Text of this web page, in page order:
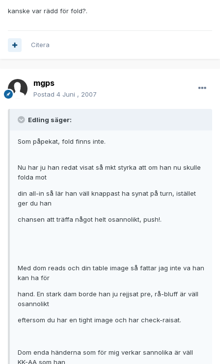
kanske var rädd för fold?.
Citera
mgps
Postad 4 Juni , 2007
Edling säger:
Som påpekat, fold finns inte.
Nu har ju han redat visat så mkt styrka att om han nu skulle
folda mot
din all-in så lär han väll knappast ha synat på turn, istället
ger du han
chansen att träffa något helt osannolikt, push!.
Med dom reads och din table image så fattar jag inte va han
kan ha för
hand. En stark dam borde han ju rejjsat pre, rå-bluff är väll
osannolikt
eftersom du har en tight image och har check-raisat.
Dom enda händerna som för mig verkar sannolika är väll
KK-AA som han